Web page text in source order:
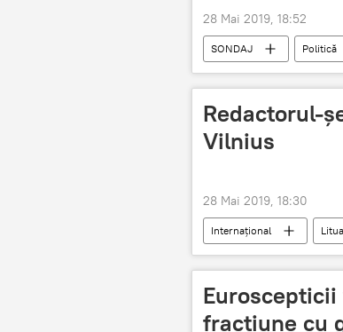
28 Mai 2019, 18:52
SONDAJ Politică
Redactorul-
Vilnius
28 Mai 2019, 18:30
Internaţional
Euroscepticii
fracțiune cu